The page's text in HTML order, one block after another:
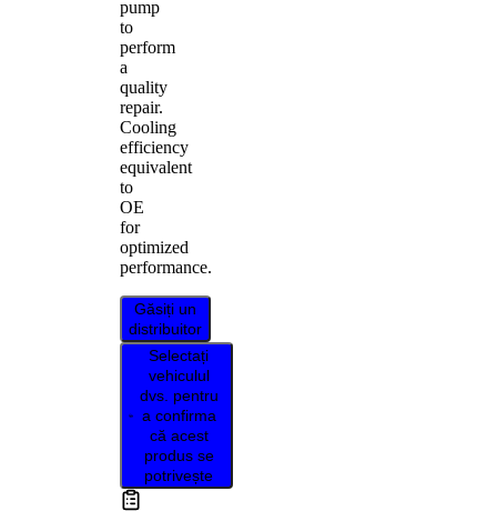
pump
to
perform
a
quality
repair.
Cooling
efficiency
equivalent
to
OE
for
optimized
performance.
Găsiți un
distribuitor
Selectați
vehiculul
dvs. pentru
a confirma
că acest
produs se
potrivește